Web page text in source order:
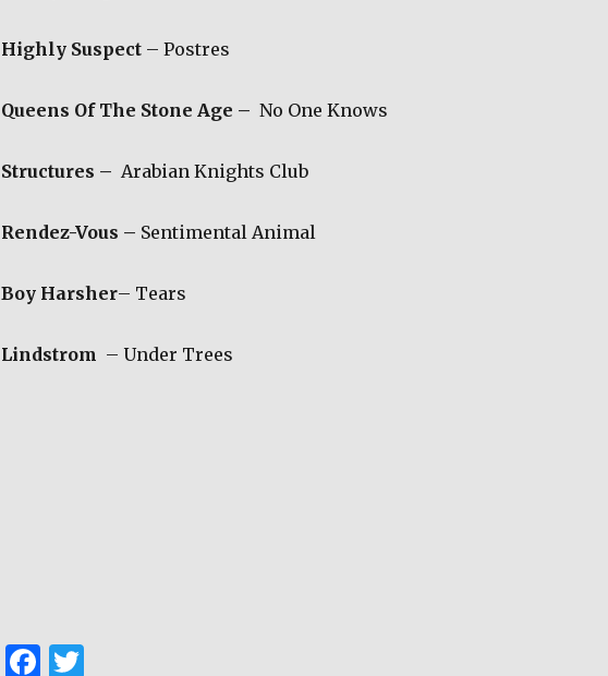
Highly Suspect– Postres
Queens Of The Stone Age – No One Knows
Structures – Arabian Knights Club
Rendez-Vous – Sentimental Animal
Boy Harsher– Tears
Lindstrom – Under Trees
F T